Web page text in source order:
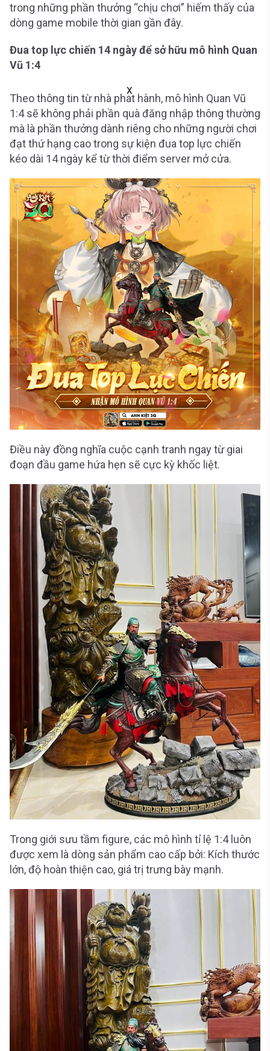
trong những phần thưởng “chịu chơi” hiếm thấy của
dòng game mobile thời gian gần đây.
Đua top lực chiến 14 ngày để sở hữu mô hình Quan
Vũ 1:4
X
Theo thông tin từ nhà phát hành, mô hình Quan Vũ
1:4 sẽ không phải phần quà đăng nhập thông thường
mà là phần thưởng dành riêng cho những người chơi
đạt thứ hạng cao trong sự kiện đua top lực chiến
kéo dài 14 ngày kể từ thời điểm server mở cửa.
Điều này đồng nghĩa cuộc cạnh tranh ngay từ giai
đoạn đầu game hứa hẹn sẽ cực kỳ khốc liệt.
Trong giới sưu tầm figure, các mô hình tỉ lệ 1:4 luôn
được xem là dòng sản phẩm cao cấp bởi: Kích thước
lớn, độ hoàn thiện cao, giá trị trưng bày mạnh.